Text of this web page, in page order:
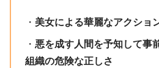
・ 美女による華麗なアクショ
・ 悪を成す人間を予知して事
組織の危険な正しさ